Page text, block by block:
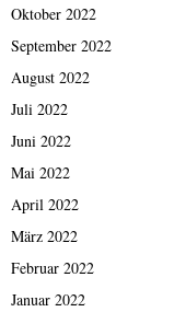
Oktober 2022
September 2022
August 2022
Juli 2022
Juni 2022
Mai 2022
April 2022
März 2022
Februar 2022
Januar 2022